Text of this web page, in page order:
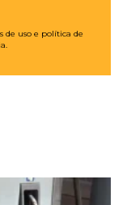
de uso e política de